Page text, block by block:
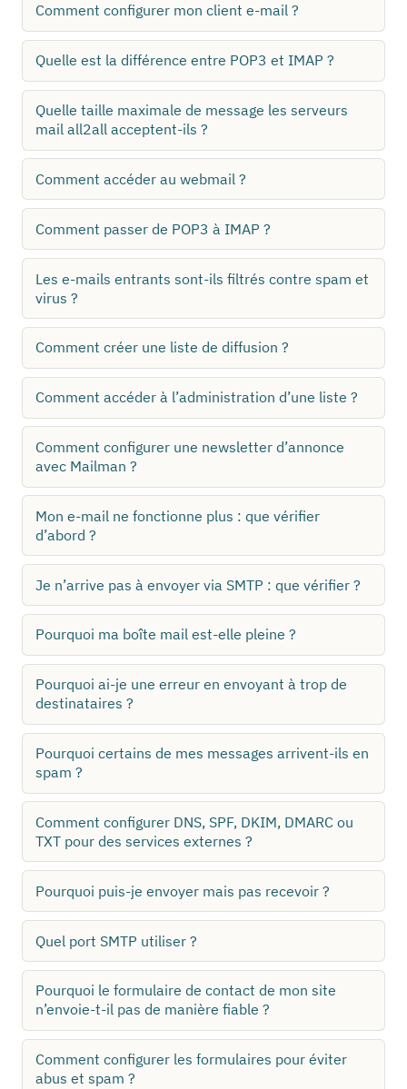
Comment configurer mon client e-mail ?
Quelle est la différence entre POP3 et IMAP ?
Quelle taille maximale de message les serveurs
mail all2all acceptent-ils ?
Comment accéder au webmail ?
Comment passer de POP3 à IMAP ?
Les e-mails entrants sont-ils filtrés contre spam et
virus ?
Comment créer une liste de diffusion ?
Comment accéder à l’administration d’une liste ?
Comment configurer une newsletter d’annonce
avec Mailman ?
Mon e-mail ne fonctionne plus : que vérifier
d’abord ?
Je n’arrive pas à envoyer via SMTP : que vérifier ?
Pourquoi ma boîte mail est-elle pleine ?
Pourquoi ai-je une erreur en envoyant à trop de
destinataires ?
Pourquoi certains de mes messages arrivent-ils en
spam ?
Comment configurer DNS, SPF, DKIM, DMARC ou
TXT pour des services externes ?
Pourquoi puis-je envoyer mais pas recevoir ?
Quel port SMTP utiliser ?
Pourquoi le formulaire de contact de mon site
n’envoie-t-il pas de manière fiable ?
Comment configurer les formulaires pour éviter
abus et spam ?